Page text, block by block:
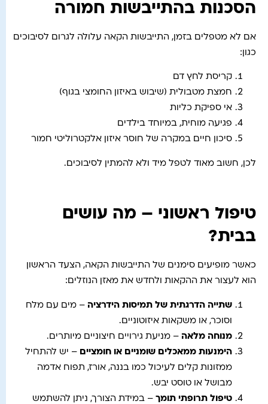
הסכנות בהתייבשות חמורה
אם לא מטפלים בזמן, התייבשות הקאה עלולה לגרום לסיבוכים
כגון:
קריסת לחץ דם
חמצת מטבולית (שיבוש באיזון החומצי בגוף)
אי ספיקת כליות
פגיעה מוחית, במיוחד בילדים
סיכון חיים במקרה של חוסר איזון אלקטרוליטי חמור
לכן, חשוב מאוד לטפל מיד ולא להמתין לסיבוכים.
טיפול ראשוני – מה עושים
בבית?
כאשר מופיעים סימנים של התייבשות הקאה, הצעד הראשון
הוא לעצור את ההקאות ולחדש את מאזן הנוזלים:
שתייה הדרגתית של תמיסות הידרציה – מים עם מלח
וסוכר, או משקאות איזוטוניים.
מנוחה מלאה – מניעת גירויים חיצוניים מיותרים.
הימנעות ממאכלים שומניים או חומציים – יש להתחיל
ממזונות קלים לעיכול כמו בננה, אורז, תפוח אדמה
מבושל או טוסט יבש.
טיפול תרופתי תומך – במידת הצורך, ניתן להשתמש